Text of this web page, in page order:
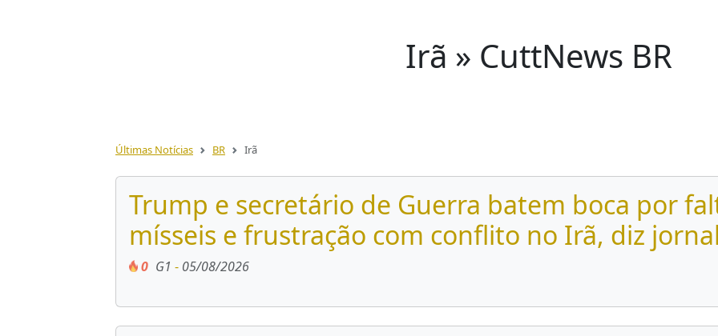
Irã » CuttNews BR
Últimas Notícias BR Irã
Trump e secretário de Guerra batem boca por
mísseis e frustração com conflito no Irã, diz
0 G1 - 05/08/2026